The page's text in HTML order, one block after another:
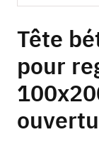
to
the
beginning
of
the
gallery
Tête
pour